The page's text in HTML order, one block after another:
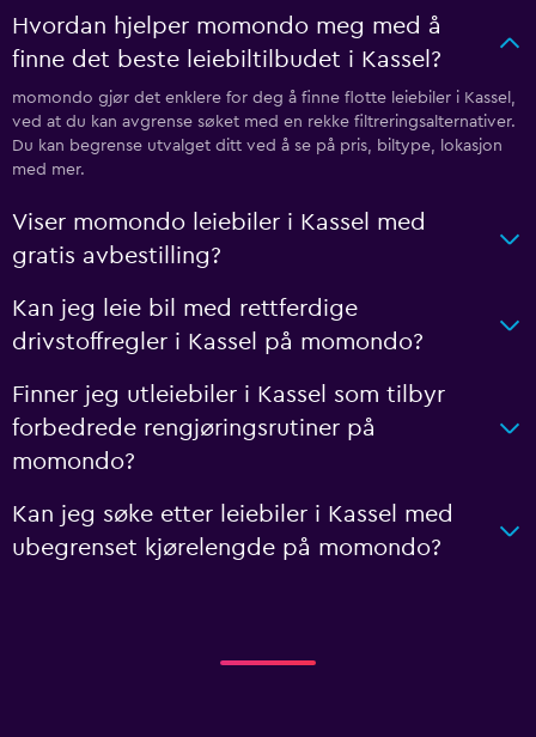
Hvordan hjelper momondo meg med å
finne det beste leiebiltilbudet i Kassel?
momondo gjør det enklere for deg å finne flotte leiebiler i Kassel,
ved at du kan avgrense søket med en rekke filtreringsalternativer.
Du kan begrense utvalget ditt ved å se på pris, biltype, lokasjon
med mer.
Viser momondo leiebiler i Kassel med
gratis avbestilling?
Kan jeg leie bil med rettferdige
drivstoffregler i Kassel på momondo?
Finner jeg utleiebiler i Kassel som tilbyr
forbedrede rengjøringsrutiner på
momondo?
Kan jeg søke etter leiebiler i Kassel med
ubegrenset kjørelengde på momondo?